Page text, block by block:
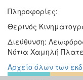
Πληροφορίες:
Θερινός
Διεύθυνση:
Νότια Χαμηλή
Αρχείο όλων των